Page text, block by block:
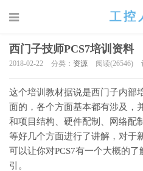
西门子技师PCS7培训资料
2018-02-22 分类： 资源 阅读(26546)
这个培训教材据说是西门子内部
面的，各个方面基本都有涉及，
和项目结构、硬件配制、网络配
等好几个方面进行了讲解，对于
可以让你对PCS7有一个大概的
引。